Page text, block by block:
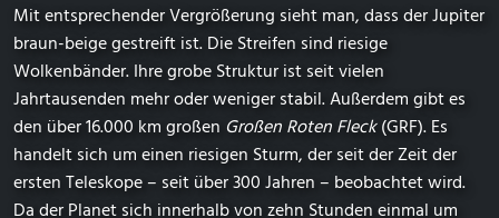
Mit entsprechender Vergrößerung sieht man, dass der Jupiter
braun-beige gestreift ist. Die Streifen sind riesige
Wolkenbänder. Ihre grobe Struktur ist seit vielen
Jahrtausenden mehr oder weniger stabil. Außerdem gibt es
den über 16.000 km großen Großen Roten Fleck(GRF). Es
handelt sich um einen riesigen Sturm, der seit der Zeit der
ersten Teleskope – seit über 300 Jahren – beobachtet wird.
Da der Planet sich innerhalb von zehn Stunden einmal um